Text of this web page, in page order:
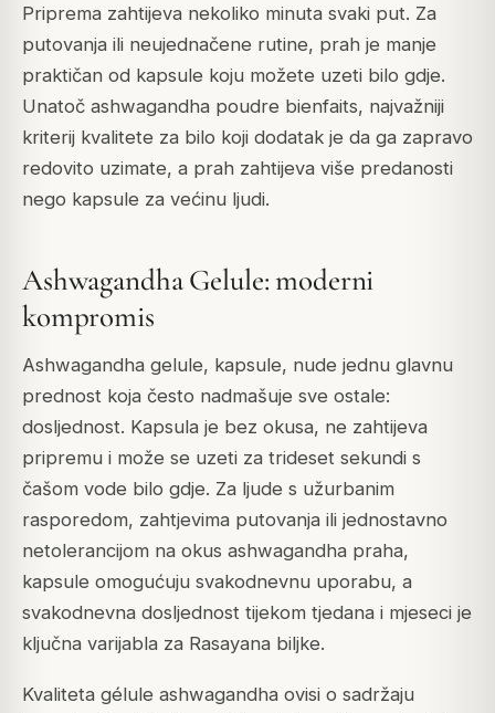
Priprema zahtijeva nekoliko minuta svaki put. Za
putovanja ili neujednačene rutine, prah je manje
praktičan od kapsule koju možete uzeti bilo gdje.
Unatoč ashwagandha poudre bienfaits, najvažniji
kriterij kvalitete za bilo koji dodatak je da ga zapravo
redovito uzimate, a prah zahtijeva više predanosti
nego kapsule za većinu ljudi.
Ashwagandha Gelule: moderni
kompromis
Ashwagandha gelule, kapsule, nude jednu glavnu
prednost koja često nadmašuje sve ostale:
dosljednost. Kapsula je bez okusa, ne zahtijeva
pripremu i može se uzeti za trideset sekundi s
čašom vode bilo gdje. Za ljude s užurbanim
rasporedom, zahtjevima putovanja ili jednostavno
netolerancijom na okus ashwagandha praha,
kapsule omogućuju svakodnevnu uporabu, a
svakodnevna dosljednost tijekom tjedana i mjeseci je
ključna varijabla za Rasayana biljke.
Kvaliteta gélule ashwagandha ovisi o sadržaju